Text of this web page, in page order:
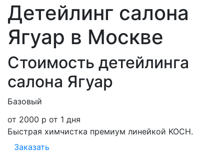
Детейлинг салона
Ягуар в Москве
Стоимость детейлинга
салона Ягуар
Базовый
от 2000 р от 1 дня
Быстрая химчистка премиум линейкой KOCH.
Заказать